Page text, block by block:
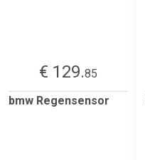
€ 129.85
bmw Regensensor